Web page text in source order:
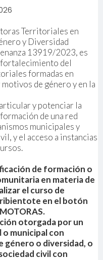
Territoriales en
y Diversidad
13919/2023, es
del
formadas en
de género y en la
y potenciar la
de una red
municipales y
y el acceso a instancias
de formación o
en materia de
el curso de
en el botón
otorgada por un
municipal con
género o diversidad, o
civil con